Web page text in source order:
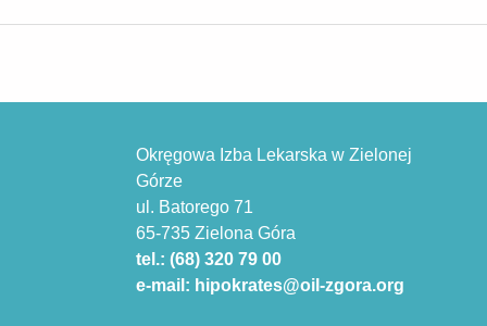
Okręgowa Izba Lekarska w Zielonej
Górze
ul. Batorego 71
65-735 Zielona Góra
tel.: (68) 320 79 00
e-mail: hipokrates@oil-zgora.org